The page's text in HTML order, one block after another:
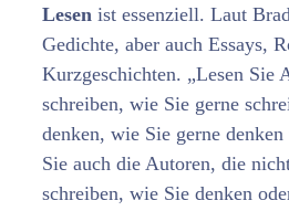
Lesen ist essenziell. Laut
Gedichte, aber auch Essays,
Kurzgeschichten. „Lesen Sie
schreiben, wie Sie gerne
denken, wie Sie gerne
Sie auch die Autoren, die
schreiben, wie Sie denken